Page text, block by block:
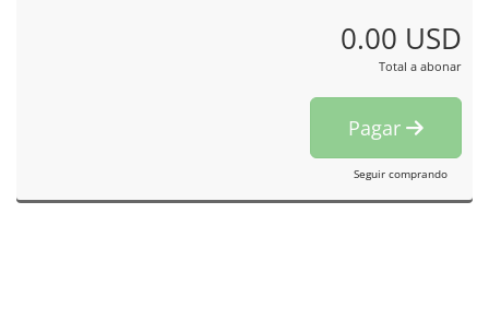
0.00 USD
Total a abonar
Pagar
Seguir comprando